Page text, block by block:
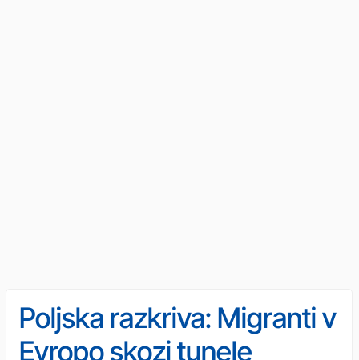
Poljska razkriva: Migranti v
Evropo skozi tunele